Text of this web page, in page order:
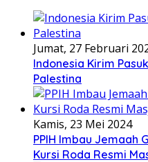
Jumat, 27 Februari
Indonesia Kirim
Palestina
Kamis, 23 Mei 2024
PPIH Imbau Jemaah
Kursi Roda Resmi